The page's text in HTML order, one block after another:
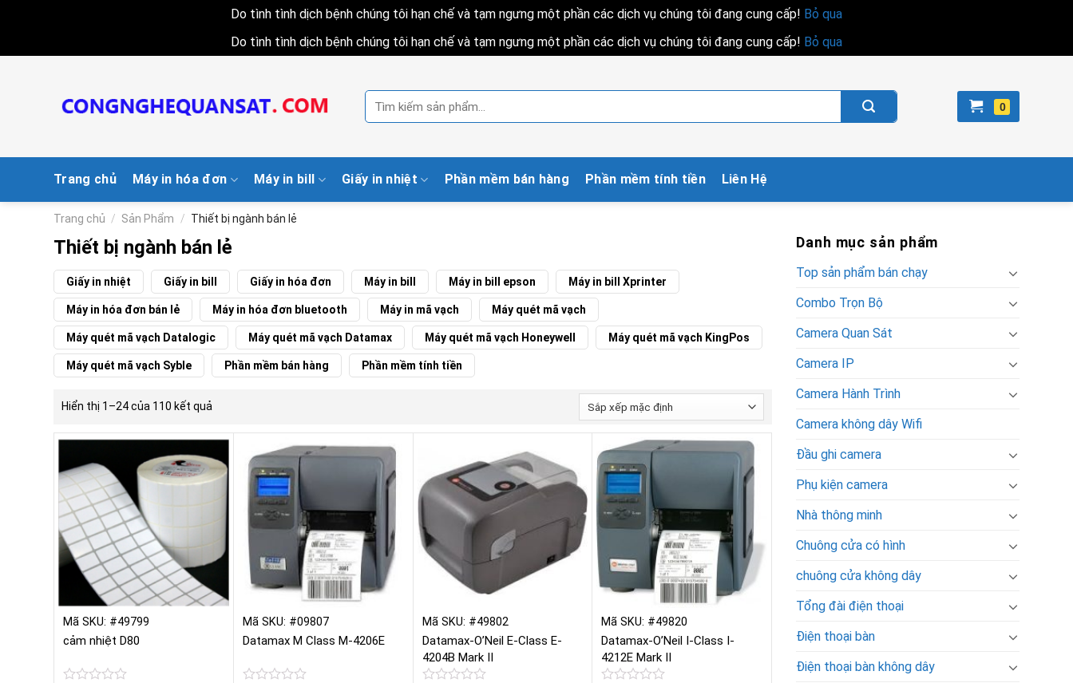
Do tình tình dịch bệnh chúng tôi hạn chế và tạm ngưng một phần các dịch vụ chúng tôi đang cung cấp! Bỏ qua
Do tình tình dịch bệnh chúng tôi hạn chế và tạm ngưng một phần các dịch vụ chúng tôi đang cung cấp! Bỏ qua
kiếm:
Trang chủ Máy in hóa đơn Máy in bill Giấy in nhiệt Phần mềm bán hàng Phần mềm tính tiền Liên Hệ
Trang chủ / Sản Phẩm / Thiết bị ngành bán lẻ
Thiết bị ngành bán lẻ
Giấy in nhiệt Giấy in bill Giấy in hóa đơn Máy in bill Máy in bill epson Máy in bill Xprinter
Máy in hóa đơn bán lẻ Máy in hóa đơn bluetooth Máy in mã vạch Máy quét mã vạch
Máy quét mã vạch Datalogic Máy quét mã vạch Datamax Máy quét mã vạch Honeywell Máy quét mã vạch KingPos
Máy quét mã vạch Syble Phần mềm bán hàng Phần mềm tính tiền
Hiển thị 1–24 của 110 kết quả
Mã SKU: #49799
cảm nhiệt D80
Mã SKU: #09807
Datamax M Class M-4206E
Mã SKU: #49802
Datamax-O’Neil E-Class E-
4204B Mark II
Mã SKU: #49820
Datamax-O’Neil I-Class I-
4212E Mark II
Danh mục sản phẩm
Top sản phẩm bán chạy
Combo Trọn Bộ
Camera Quan Sát
Camera IP
Camera Hành Trình
Camera không dây Wifi
Đầu ghi camera
Phụ kiện camera
Nhà thông minh
Chuông cửa có hình
chuông cửa không dây
Tổng đài điện thoại
Điện thoại bàn
Điện thoại bàn không dây